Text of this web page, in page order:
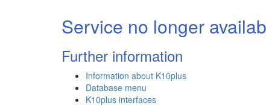
Service no longer
Further information
Information about K10plus
Database menu
K10plus interfaces